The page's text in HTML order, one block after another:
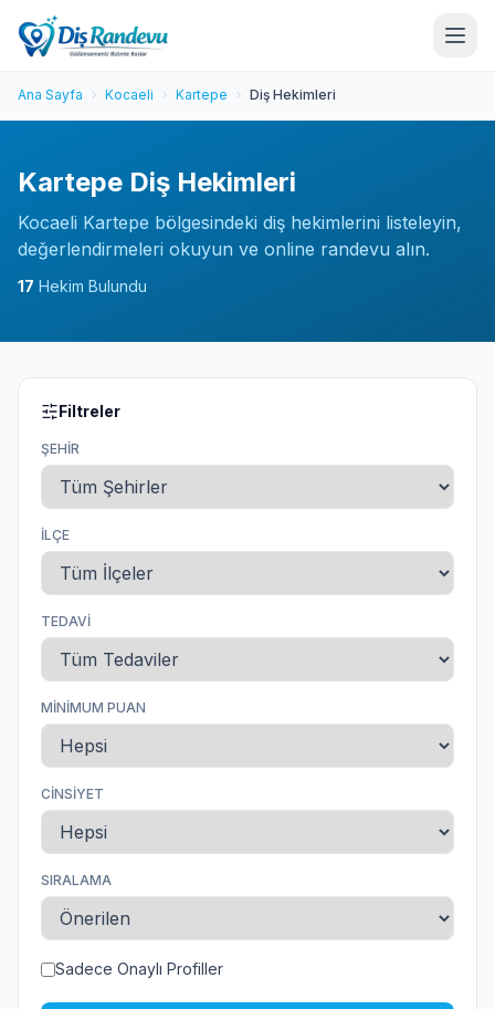
Ana Sayfa Kocaeli Kartepe Diş Hekimleri
Kartepe Diş Hekimleri
Kocaeli Kartepe bölgesindeki diş hekimlerini listeleyin,
değerlendirmeleri okuyun ve online randevu alın.
17 Hekim Bulundu
Filtreler
ŞEHIR
İLÇE
TEDAVI
MINIMUM PUAN
CINSIYET
SIRALAMA
Sadece Onaylı Profiller